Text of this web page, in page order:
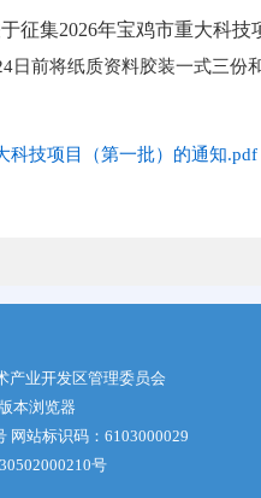
征集2026年宝鸡市重大科
日前将纸质资料胶装一式三份
科技项目（第一批）的通知.pdf
产业开发区管理委员会
本浏览器
网站标识码：6103000029
号